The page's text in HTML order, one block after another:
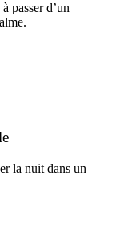
passer d’un
la nuit dans un